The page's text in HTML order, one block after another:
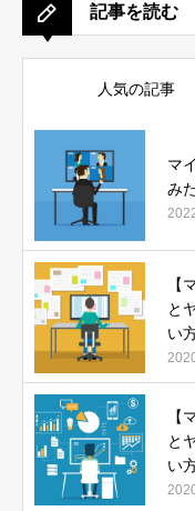
記事を読む
人気の記事
マ
み
【
と
い
【
と
い